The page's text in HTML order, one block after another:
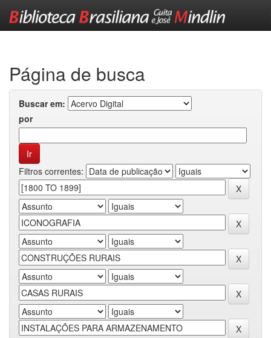
Página de busca
Buscar em:
por
Filtros correntes: